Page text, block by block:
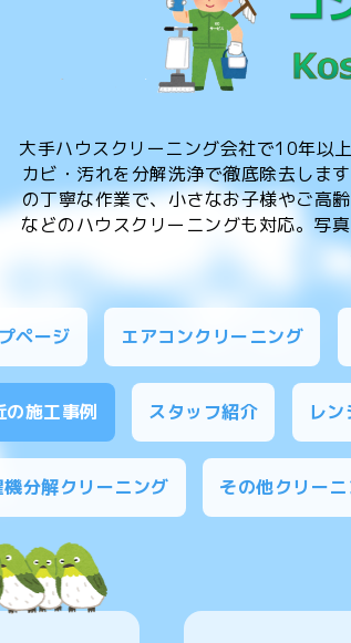
大手ハウスクリーニング会社で10年以
カビ・汚れを分解洗浄で徹底除去しま
の丁寧な作業で、小さなお子様やご高
などのハウスクリーニングも対応。写
ページ エアコンクリーニング
の施工事例 スタッフ紹介 レ
分解クリーニング その他クリー